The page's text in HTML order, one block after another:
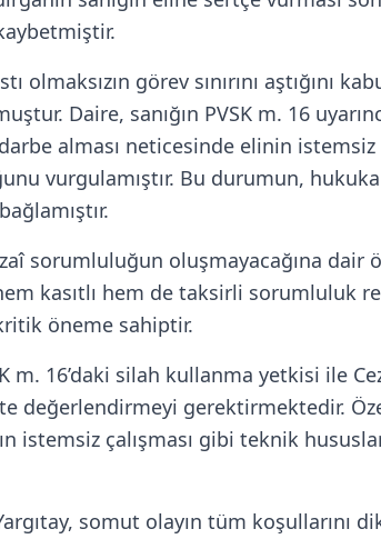
görev sınırını aştığını
Daire, sanığın PVSK m. 16
alması neticesinde elinin
vurgulamıştır. Bu durumun,
sorumluluğun oluşmayacağına dair
kasıtlı hem de taksirli sorumluluk
öneme sahiptir.
m. 16’daki silah kullanma yetkisi ile
değerlendirmeyi gerektirmektedir.
çalışması gibi teknik
somut olayın tüm koşullarını